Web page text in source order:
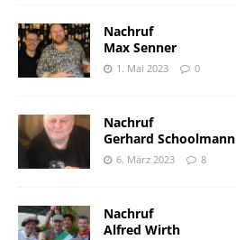
Nachruf
Max Senner
1. Mai 2023 0
Nachruf
Gerhard Schoolmann
6. März 2023 8
Nachruf
Alfred Wirth